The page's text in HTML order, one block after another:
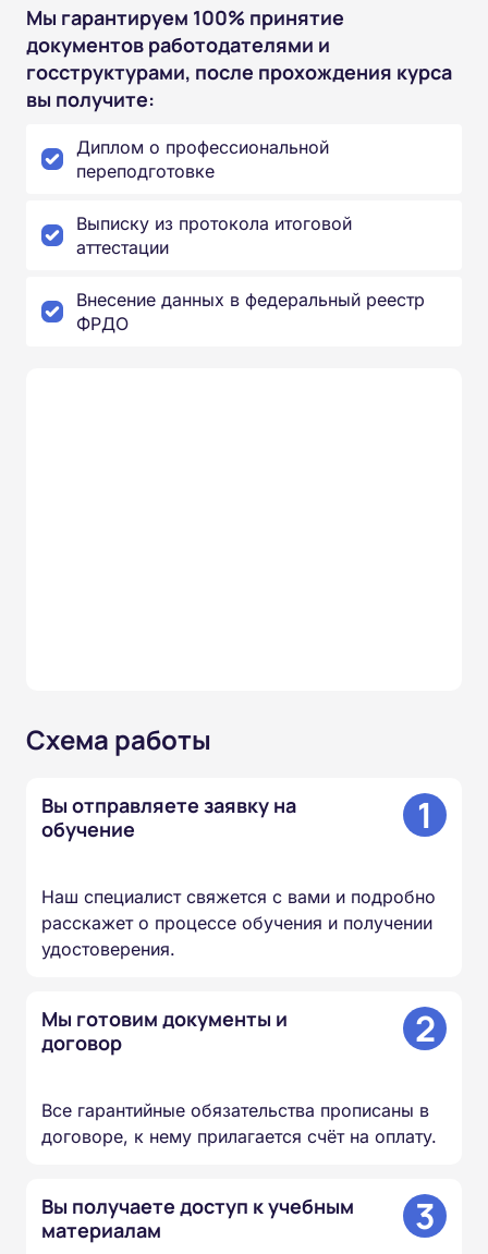
Мы гарантируем 100% принятие
документов работодателями и
госструктурами, после прохождения курса
вы получите:
Диплом о профессиональной
переподготовке
Выписку из протокола итоговой
аттестации
Внесение данных в федеральный реестр
ФРДО
Схема работы
Вы отправляете заявку на
обучение
1
Наш специалист свяжется с вами и подробно
расскажет о процессе обучения и получении
удостоверения.
Мы готовим документы и
договор
2
Все гарантийные обязательства прописаны в
договоре, к нему прилагается счёт на оплату.
Вы получаете доступ к учебным
материалам
3